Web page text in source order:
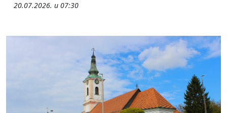
20.07.2026. u 07:30